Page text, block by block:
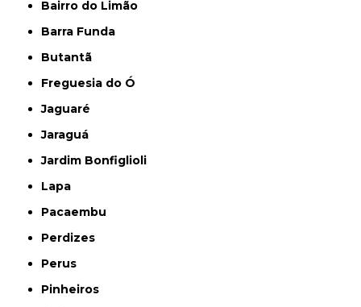
Bairro do Limão
Barra Funda
Butantã
Freguesia do Ó
Jaguaré
Jaraguá
Jardim Bonfiglioli
Lapa
Pacaembu
Perdizes
Perus
Pinheiros